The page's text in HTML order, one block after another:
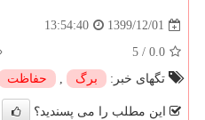
1399/12/01
13:54:40
0.0
/
5
تگهای خبر:
برگ , حفاظت
این مطلب را می پسندید؟